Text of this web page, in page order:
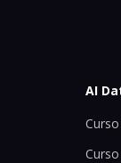
AI